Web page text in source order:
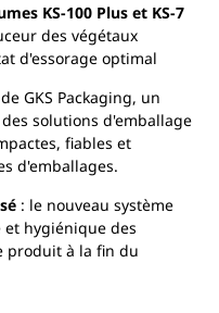
KS-100 Plus et KS-7
des végétaux
d'essorage optimal
de GKS Packaging, un
solutions d'emballage
fiables et
d'emballages.
: le nouveau système
hygiénique des
produit à la fin du